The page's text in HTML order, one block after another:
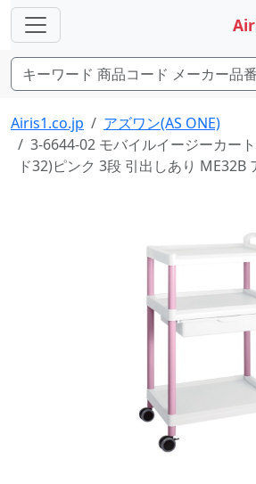
Airis1.co.jp
アズワン(AS ONE)
3-6644-02 モバイルイージーカー
ド32)ピンク 3段 引出しあり ME32B